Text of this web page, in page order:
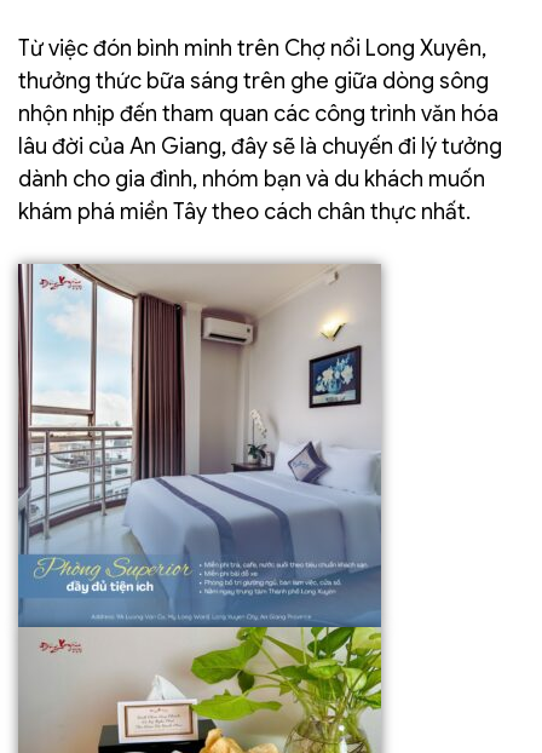
Từ việc đón bình minh trên Chợ nổi Long Xuyên,
thưởng thức bữa sáng trên ghe giữa dòng sông
nhộn nhịp đến tham quan các công trình văn hóa
lâu đời của An Giang, đây sẽ là chuyến đi lý tưởng
dành cho gia đình, nhóm bạn và du khách muốn
khám phá miền Tây theo cách chân thực nhất.